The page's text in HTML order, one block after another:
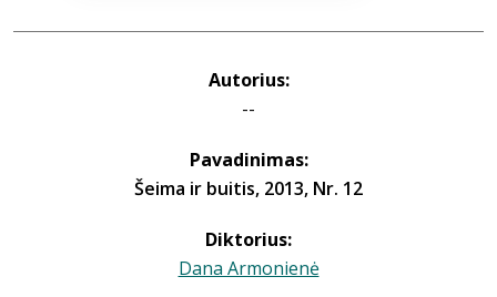
Autorius:
--
Pavadinimas:
Šeima ir buitis, 2013, Nr. 12
Diktorius:
Dana Armonienė